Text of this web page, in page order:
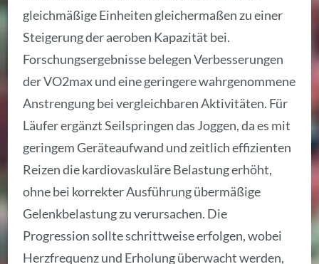
gleichmäßige Einheiten gleichermaßen zu einer
Steigerung der aeroben Kapazität bei.
Forschungsergebnisse belegen Verbesserungen
der VO2max und eine geringere wahrgenommene
Anstrengung bei vergleichbaren Aktivitäten. Für
Läufer ergänzt Seilspringen das Joggen, da es mit
geringem Geräteaufwand und zeitlich effizienten
Reizen die kardiovaskuläre Belastung erhöht,
ohne bei korrekter Ausführung übermäßige
Gelenkbelastung zu verursachen. Die
Progression sollte schrittweise erfolgen, wobei
Herzfrequenz und Erholung überwacht werden,